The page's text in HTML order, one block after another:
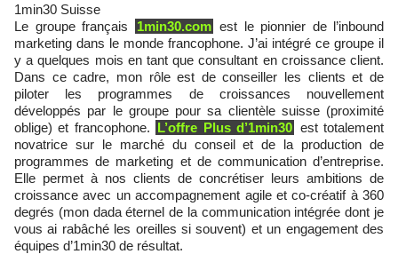
1min30 Suisse
Le groupe français
1min30.com est le pionnier de l’inbound
marketing dans le monde francophone. J’ai intégré ce groupe il
y a quelques mois en tant que consultant en croissance client.
Dans ce cadre, mon rôle est de conseiller les clients et de
piloter les programmes de croissances nouvellement
développés par le groupe pour sa clientèle suisse (proximité
oblige) et francophone. L’offre Plus d’1min30 est totalement
novatrice sur le marché du conseil et de la production de
programmes de marketing et de communication d’entreprise.
Elle permet à nos clients de concrétiser leurs ambitions de
croissance avec un accompagnement agile et co-créatif à 360
degrés (mon dada éternel de la communication intégrée dont je
vous ai rabâché les oreilles si souvent) et un engagement des
équipes d’1min30 de résultat.